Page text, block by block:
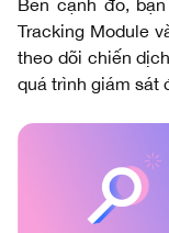
Bên cạnh đó,
Tracking Module
theo dõi chiến
quá trình giám sát